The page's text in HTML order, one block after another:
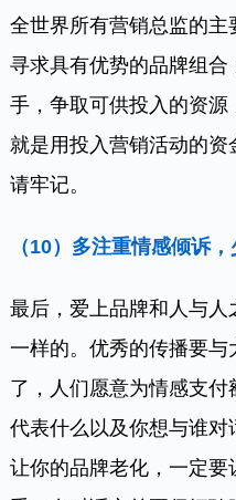
全世界所有营销总监的主
寻求具有优势的品牌组
手，争取可供投入的资
就是用投入营销活动的
请牢记。
（10） 多注重情感倾诉
最后，爱上品牌和人与
一样的。优秀的传播要
了，人们愿意为情感支
代表什么以及你想与谁
让你的品牌老化，一定